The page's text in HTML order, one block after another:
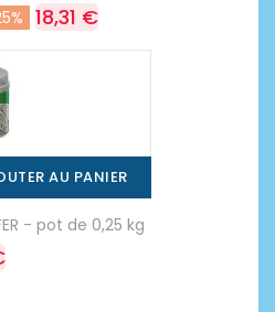
18,31 €
AU PANIER
- pot de 0,25 kg